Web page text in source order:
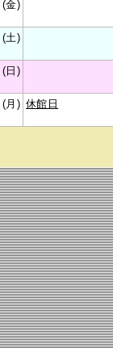
(金)
(土)
(日)
(月) 休館日